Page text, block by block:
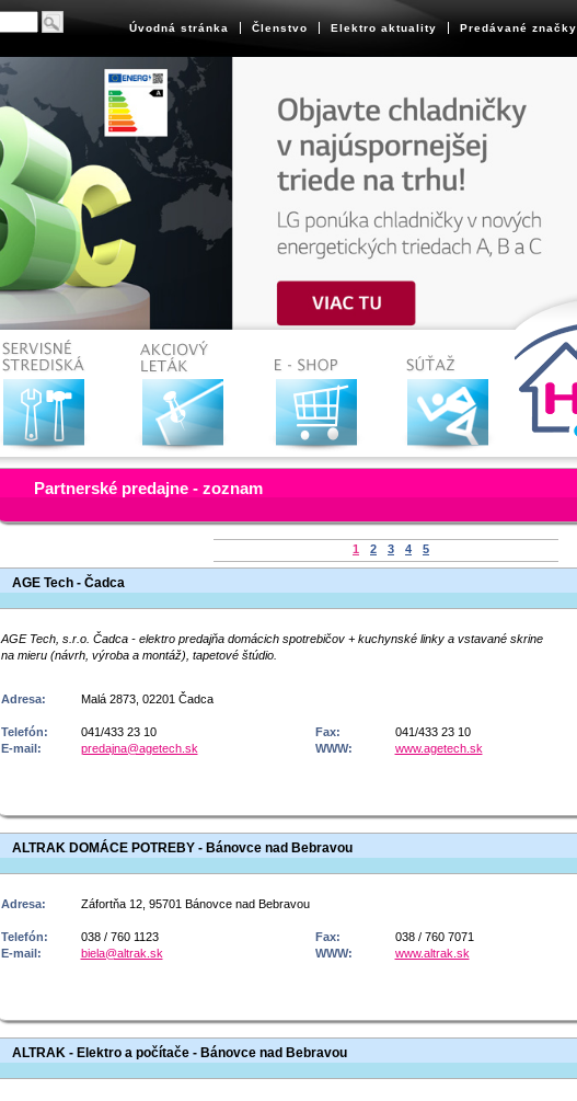
Úvodná stránka Členstvo Elektro aktuality Predávané značky
Partnerské predajne - zoznam
1 2 3 4 5
AGE Tech - Čadca
AGE Tech, s.r.o. Čadca - elektro predajňa domácich spotrebičov + kuchynské linky a vstavané skrine
na mieru (návrh, výroba a montáž), tapetové štúdio.
Adresa: Malá 2873, 02201 Čadca
Telefón: 041/433 23 10 Fax:
041/433 23 10
E-mail:
predajna@agetech.sk WWW: www.agetech.sk
ALTRAK DOMÁCE POTREBY - Bánovce nad Bebravou
Adresa: Záfortňa 12, 95701 Bánovce nad Bebravou
Telefón: 038 / 760 1123 Fax:
038 / 760 7071
E-mail:
biela@altrak.sk WWW: www.altrak.sk
ALTRAK - Elektro a počítače - Bánovce nad Bebravou